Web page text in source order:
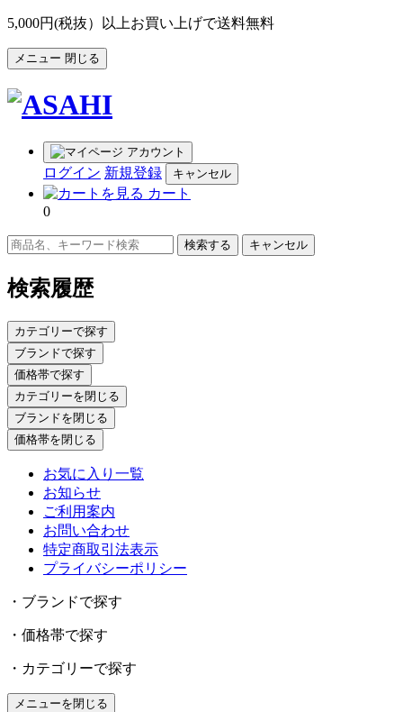
5,000円(税抜）以上お買い上げで送料無料
メニュー 閉じる
アカウント
ログイン 新規登録 キャンセル
カート
0
キャンセル
検索履歴
カテゴリーで探す
ブランドで探す
価格帯で探す
カテゴリーを閉じる
ブランドを閉じる
価格帯を閉じる
お気に入り一覧
お知らせ
ご利用案内
お問い合わせ
特定商取引法表示
プライバシーポリシー
・ブランドで探す
・価格帯で探す
・カテゴリーで探す
メニューを閉じる